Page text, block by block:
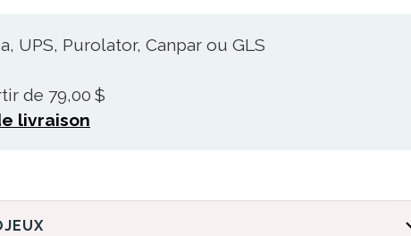
UPS, Purolator, Canpar ou GLS
de 79,00 $
livraison
LILLOJEUX